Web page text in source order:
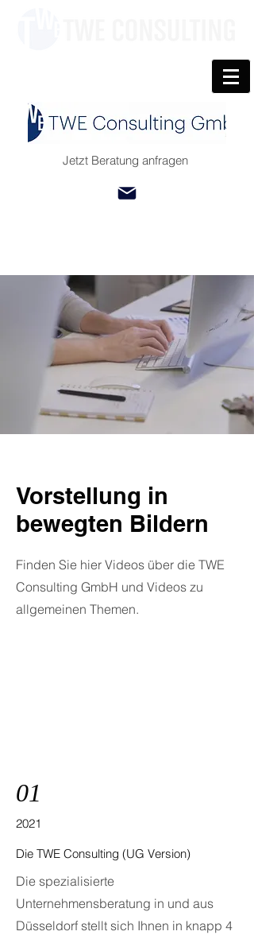
Jetzt Beratung anfragen
Vorstellung in
bewegten Bildern
Finden Sie hier Videos über die TWE
Consulting GmbH und Videos zu
allgemeinen Themen.
01
2021
Die TWE Consulting (UG Version)
Die spezialisierte
Unternehmensberatung in und aus
Düsseldorf stellt sich Ihnen in knapp 4